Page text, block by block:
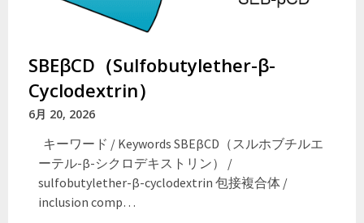
SBEβCD（Sulfobutylether-β-
Cyclodextrin）
6月 20, 2026
キーワード / Keywords SBEβCD（スルホブチルエ
ーテル-β-シクロデキストリン） /
sulfobutylether-β-cyclodextrin 包接複合体 /
inclusion comp…